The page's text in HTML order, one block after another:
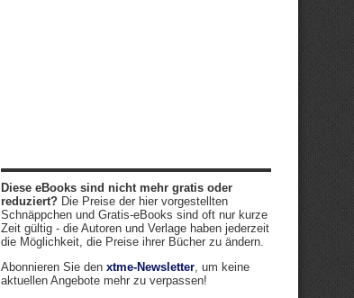
Diese eBooks sind nicht mehr gratis oder
reduziert? Die Preise der hier vorgestellten
Schnäppchen und Gratis-eBooks sind oft nur kurze
Zeit gültig - die Autoren und Verlage haben jederzeit
die Möglichkeit, die Preise ihrer Bücher zu ändern.
Abonnieren Sie den xtme-Newsletter, um keine
aktuellen Angebote mehr zu verpassen!